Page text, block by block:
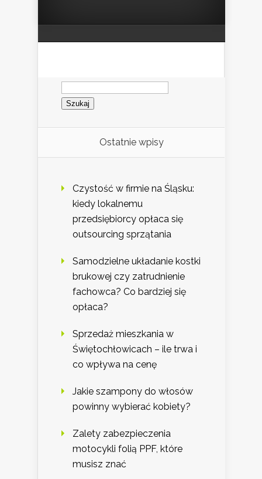
Szukaj:
Ostatnie wpisy
Czystość w firmie na Śląsku:
kiedy lokalnemu
przedsiębiorcy opłaca się
outsourcing sprzątania
Samodzielne układanie kostki
brukowej czy zatrudnienie
fachowca? Co bardziej się
opłaca?
Sprzedaż mieszkania w
Świętochłowicach – ile trwa i
co wpływa na cenę
Jakie szampony do włosów
powinny wybierać kobiety?
Zalety zabezpieczenia
motocykli folią PPF, które
musisz znać